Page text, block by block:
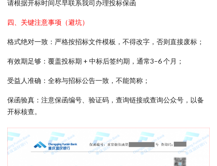
请根据开标时间尽早联系我司办理投标保函
四、关键注意事项（避坑）
格式绝对一致：严格按招标文件模板，不得改字，否则直接废标；
有效期足够：覆盖投标期 + 中标后签约期，通常3–6 个月；
受益人准确：全称与招标公告一致，不能简称；
保函验真：注意保函编号、验证码，查询链接或查询公众号，以备
开标核查。